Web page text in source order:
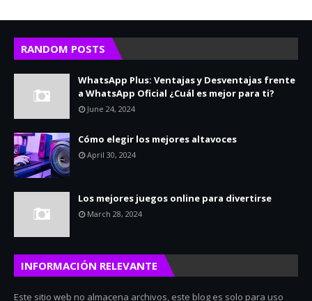
RANDOM POSTS
WhatsApp Plus: Ventajas y Desventajas frente
a WhatsApp Oficial ¿Cuál es mejor para ti?
June 24, 2024
Cómo elegir los mejores altavoces
April 30, 2024
Los mejores juegos online para divertirse
March 28, 2024
INFORMACIÓN RELEVANTE
Este sitio web no almacena archivos, este blog es solo para uso